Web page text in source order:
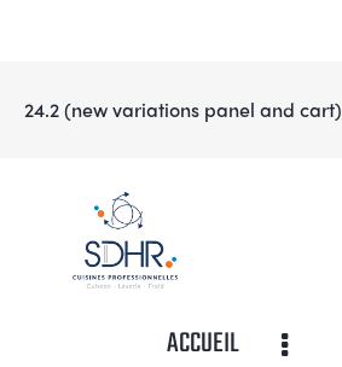
24.2 (new variations panel and cart)
ACCUEIL